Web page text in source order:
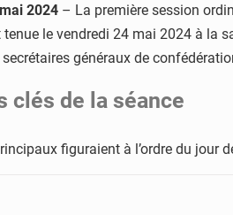
2024 – La première session
tenue le vendredi 24 mai 2024 à
généraux de
clés de la séance
figuraient à l’ordre du jour